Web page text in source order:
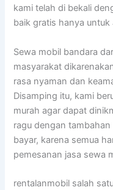
kami telah di bekali
baik gratis hanya untuk
Sewa mobil bandara
masyarakat
rasa nyaman dan
Disamping itu, kami
murah agar dapat
ragu dengan
bayar, karena semua
pemesanan jasa sewa
rentalanmobil salah